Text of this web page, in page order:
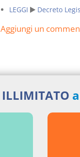
LEGGI Decreto
Aggiungi un
ILLIMITATO